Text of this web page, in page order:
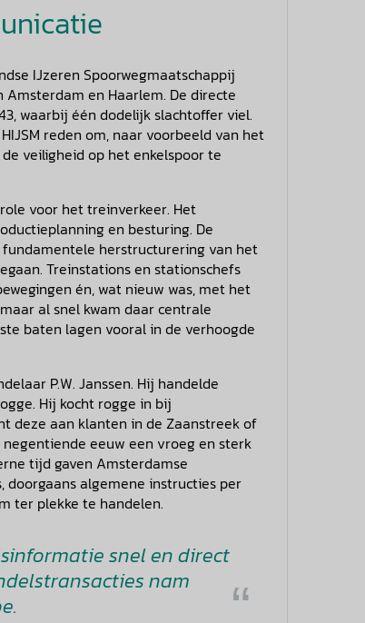
IJzeren Spoorwegmaatschappij
Amsterdam en Haarlem. De directe
waarbij één dodelijk slachtoffer viel.
reden om, naar voorbeeld van het
veiligheid op het enkelspoor te
voor het treinverkeer. Het
en besturing. De
herstructurering van het
Treinstations en stationschefs
én, wat nieuw was, met het
al snel kwam daar centrale
baten lagen vooral in de verhoogde
P.W. Janssen. Hij handelde
Hij kocht rogge in bij
deze aan klanten in de Zaanstreek of
eeuw een vroeg en sterk
tijd gaven Amsterdamse
doorgaans algemene instructies per
ter plekke te handelen.
snel en direct
nam